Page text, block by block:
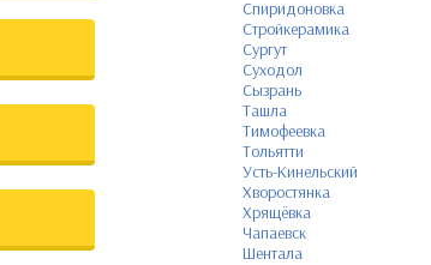
Спиридоновка
Стройкерамика
Сургут
Суходол
Сызрань
Ташла
Тимофеевка
Тольятти
Усть-Кинельский
Хворостянка
Хрящёвка
Чапаевск
Шентала